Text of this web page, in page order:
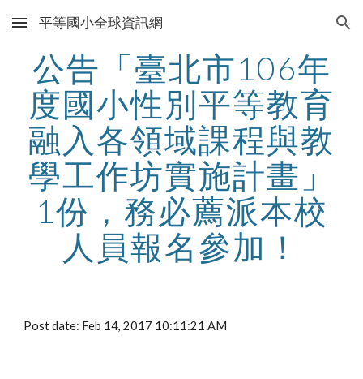
Skip to main content Skip to navigation
平等國小全球資訊網
公告「臺北市106年
度國小性別平等教育
融入各領域課程與教
學工作坊實施計畫」
1份，務必薦派本校
人員報名參加！
Post date: Feb 14, 2017 10:11:21 AM